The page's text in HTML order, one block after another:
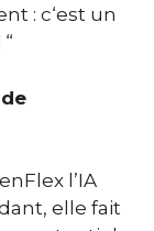
: c‘est un
l’IA
elle fait